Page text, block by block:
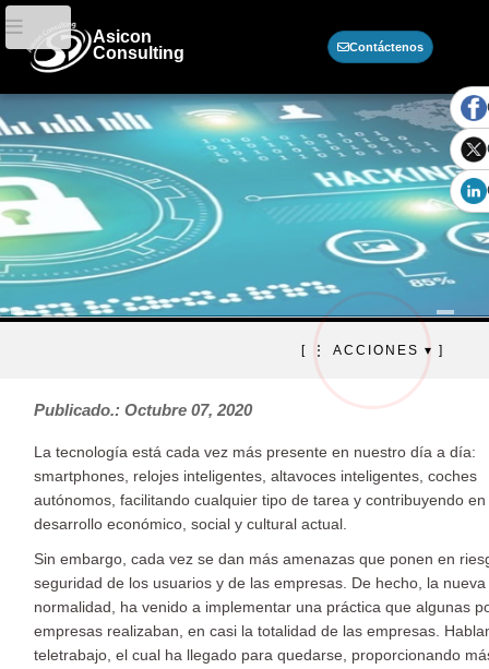
Asicon
Consulting
Contáctenos
Ciberseguridad - Actualidad,
métodos, consecuencias y
consejos!
[ ⋮ ACCIONES ▾ ]
Publicado.: Octubre 07, 2020
La tecnología está cada vez más presente en nuestro día a día:
smartphones, relojes inteligentes, altavoces inteligentes, coches
autónomos, facilitando cualquier tipo de tarea y contribuyendo en
desarrollo económico, social y cultural actual.
Sin embargo, cada vez se dan más amenazas que ponen en
seguridad de los usuarios y de las empresas. De hecho, la nueva
normalidad, ha venido a implementar una práctica que algunas
empresas realizaban, en casi la totalidad de las empresas.
teletrabajo, el cual ha llegado para quedarse, proporcionando